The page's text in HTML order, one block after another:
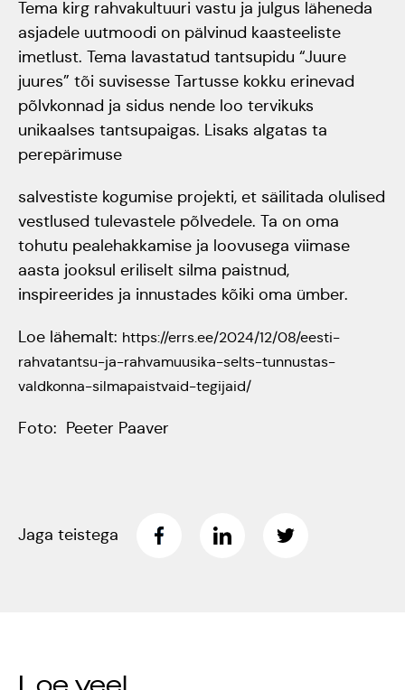
Pauluse kirikus
XIX Gaudeamus
Vilniuses 2022
Tantsuetendus
"Loodud jääma"
Gaudeamus 65.
aastapäev
Emakeelne ülikool
tähistas sünnipäeva
Üliõpilasmaja 20.
Tema kirg rahvakultuuri vastu ja julgus läheneda
asjadele uutmoodi on pälvinud kaasteeliste
imetlust. Tema lavastatud tantsupidu “Juure
juures” tõi suvisesse Tartusse kokku erinevad
põlvkonnad ja sidus nende loo tervikuks
unikaalses tantsupaigas. Lisaks algatas ta
perepärimuse
salvestiste kogumise projekti, et säilitada olulised
vestlused tulevastele põlvedele. Ta on oma
tohutu pealehakkamise ja loovusega viimase
aasta jooksul eriliselt silma paistnud,
inspireerides ja innustades kõiki oma ümber.
Loe lähemalt: https://errs.ee/2024/12/08/eesti-
rahvatantsu-ja-rahvamuusika-selts-tunnustas-
valdkonna-silmapaistvaid-tegijaid/
Foto: Peeter Paaver
Jaga teistega
Loe veel